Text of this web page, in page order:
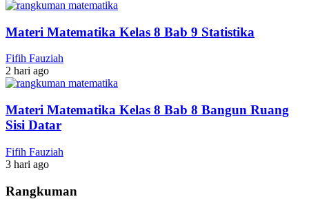
Materi Matematika Kelas 8 Bab 9 Statistika
Fifih Fauziah
2 hari ago
Materi Matematika Kelas 8 Bab 8 Bangun Ruang
Sisi Datar
Fifih Fauziah
3 hari ago
Rangkuman